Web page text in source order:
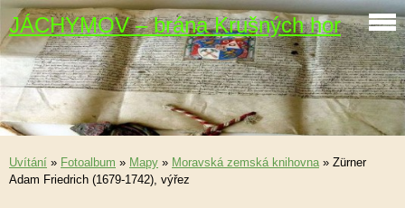
JÁCHYMOV – brána Krušných hor
Uvítání » Fotoalbum » Mapy » Moravská zemská knihovna» Zürner
Adam Friedrich (1679-1742), výřez